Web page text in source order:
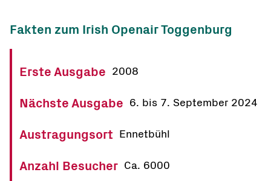
Fakten zum Irish Openair Toggenburg
Erste Ausgabe 2008
Nächste Ausgabe 6. bis 7. September 2024
Austragungsort Ennetbühl
Anzahl Besucher Ca. 6000